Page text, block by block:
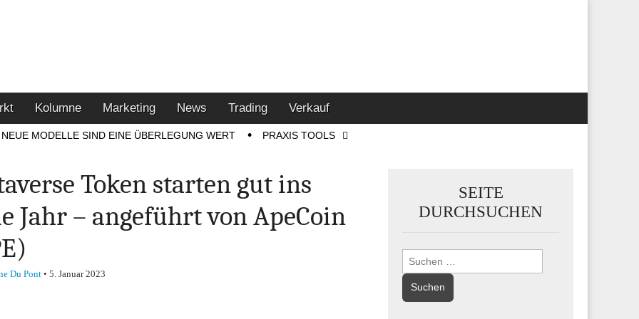
Kolumne Marketing News Trading Verkauf
NEUE MODELLE SIND EINE ÜBERLEGUNG WERT PRAXIS TOOLS
Token starten gut ins
Jahr – angeführt von ApeCoin
Du Pont• 5. Januar 2023
SEITE
DURCHSUCHEN
Suchen
nach: